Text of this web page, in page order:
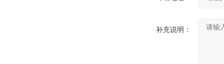
补充说明：